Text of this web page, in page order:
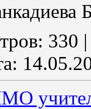
330